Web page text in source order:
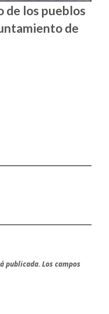
de los pueblos
de
publicada. Los campos